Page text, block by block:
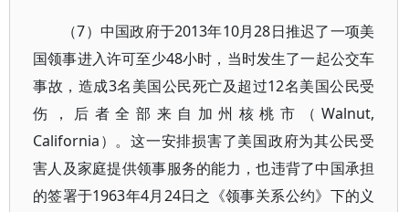
（7）中国政府于2013年10月28日推迟了一项美
国领事进入许可至少48小时，当时发生了一起公交车
事故，造成3名美国公民死亡及超过12名美国公民受
伤，后者全部来自加州核桃市（Walnut,
California）。这一安排损害了美国政府为其公民受
害人及家庭提供领事服务的能力，也违背了中国承担
的签署于1963年4月24日之《领事关系公约》下的义